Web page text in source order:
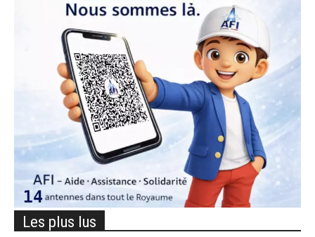
Les plus lus